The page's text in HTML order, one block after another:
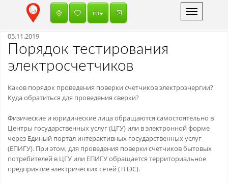
Toggle
navigation
ru
05.11.2019
Порядок тестирования
электросчетчиков
Каков порядок проведения поверки счетчиков электроэнергии?
Куда обратиться для проведения сверки?
Физические и юридические лица обращаются самостоятельно в
Центры государственных услуг (ЦГУ) или в электронной форме
через Единый портал интерактивных государственных услуг
(ЕПИГУ). При этом, для проведения поверки счетчиков бытовых
потребителей в ЦГУ или ЕПИГУ обращается территориальное
предприятие электрических сетей (ТПЭС).